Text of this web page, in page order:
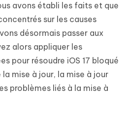
avons établi les faits et que
sur les causes
désormais passer aux
alors appliquer les
pour résoudre iOS 17 bloqué
mise à jour, la mise à jour
problèmes liés à la mise à